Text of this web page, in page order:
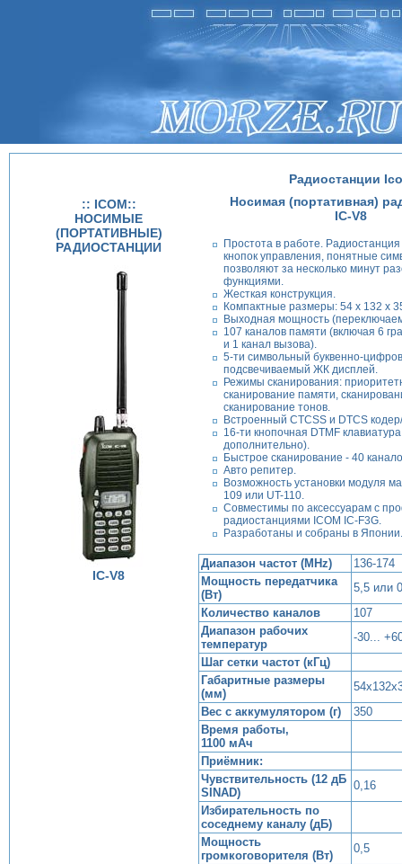
:: ICOM::
НОСИМЫЕ
(ПОРТАТИВНЫЕ)
РАДИОСТАНЦИИ
IC-V8
Радиостанции
Носимая (портативная)
IC-V8
Простота в работе. Радиостанция
кнопок управления, понятные
позволяют за несколько минут
функциями.
Жесткая конструкция.
Компактные размеры: 54 х 132 х
Выходная мощность
107 каналов памяти (включая 6
и 1 канал вызова).
5-ти символьный буквенно-
подсвечиваемый ЖК дисплей.
Режимы сканирования:
сканирование памяти,
сканирование тонов.
Встроенный СTCSS и DTCS
16-ти кнопочная DTMF
дополнительно).
Быстрое сканирование - 40
Авто репитер.
Возможность установки модуля
109 или UT-110.
Совместимы по аксессуарам с
радиостанциями ICOM IC-F3G.
Разработаны и собраны в Японии.
Диапазон частот (MHz)
136-174
Мощность передатчика
(Вт)
5,5 или
Количество каналов
107
Диапазон рабочих
температур
-30...
Шаг сетки частот (кГц)
Габаритные размеры
(мм)
Вес с аккумулятором (г)
350
Время работы,
1100 мАч
Приёмник:
Чувствительность (12 дБ
SINAD)
0,16
Избирательность по
соседнему каналу (дБ)
Мощность
громкоговорителя (Вт)
0,5